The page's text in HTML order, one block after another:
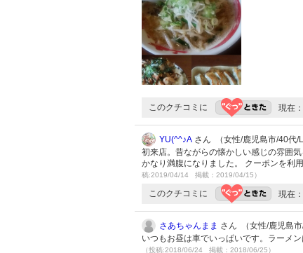
このクチコミに 現在：
YU(^^♪A さん （女性/鹿児島市/40代/
初来店。昔ながらの懐かしい感じの雰囲
かなり満腹になりました。 クーポンを利
稿:2019/04/14 掲載：2019/04/15）
このクチコミに 現在：
さあちゃんまま さん （女性/鹿児島市
いつもお昼は車でいっぱいです。ラーメ
（投稿:2018/06/24 掲載：2018/06/25）